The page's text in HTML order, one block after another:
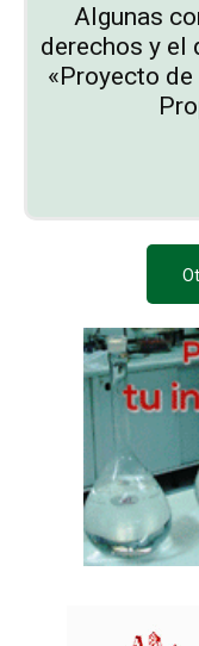
Algunas
derechos y el
«Proyecto